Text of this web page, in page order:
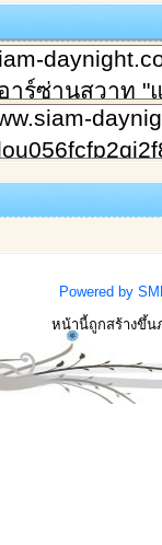
Powered by
หน้านี้ถูกสร้างขึ้น